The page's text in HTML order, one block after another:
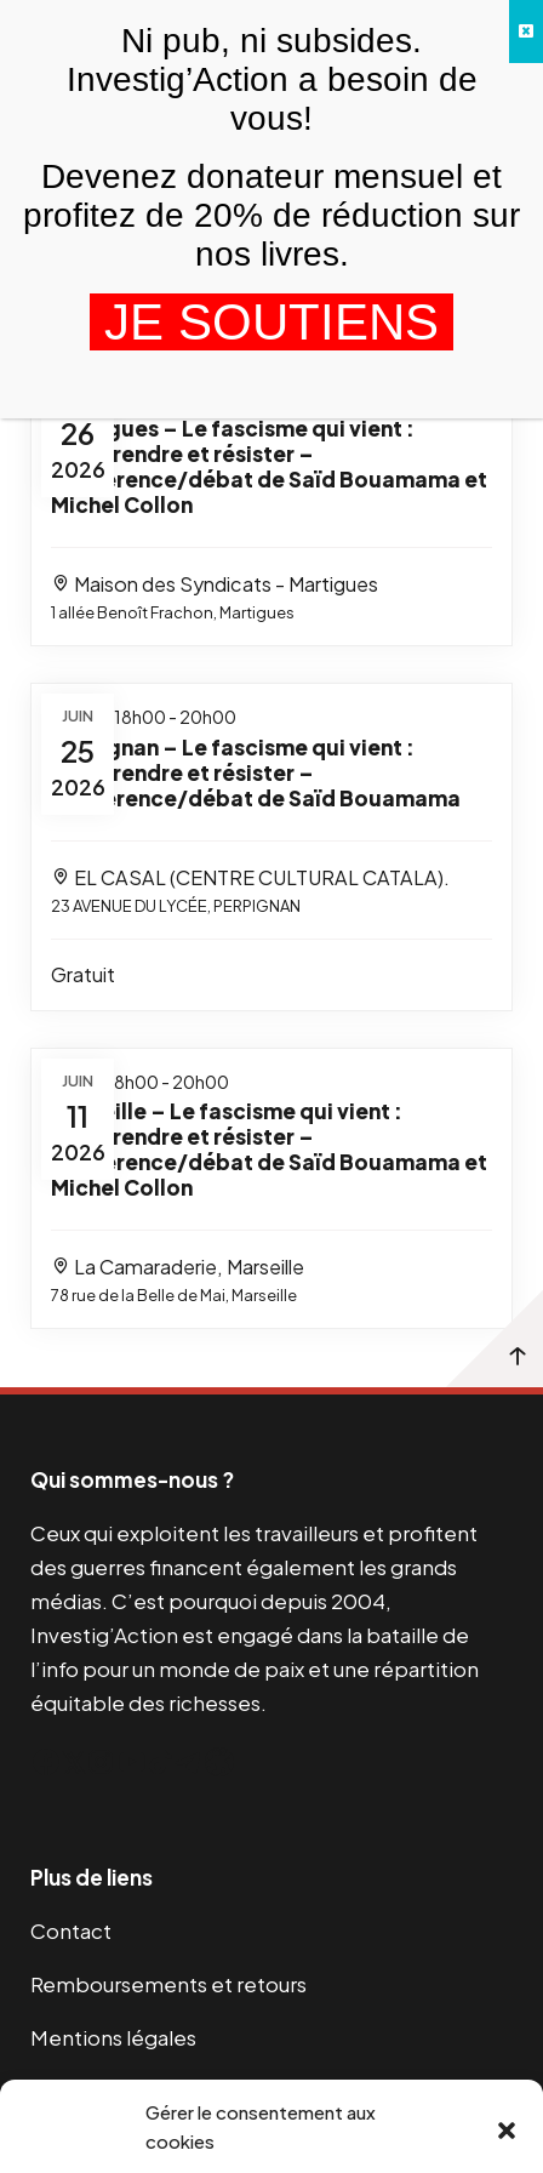
Gérer le consentement aux
cookies
Il n’y a pas d’évènements à venir.
Recherche
navigation
de
vues
Derniers Évènements passés
26
2026
Martigues – Le fascisme qui vient :
comprendre et résister –
Conférence/débat de Saïd Bouamama et
Michel Collon
Maison des Syndicats - Martigues
1 allée Benoît Frachon, Martigues
JUIN
25
2026
25 juin / 18h00 - 20h00
Perpignan – Le fascisme qui vient :
comprendre et résister –
Conférence/débat de Saïd Bouamama
EL CASAL (CENTRE CULTURAL CATALA).
23 AVENUE DU LYCÉE, PERPIGNAN
Gratuit
JUIN
11
2026
11 juin / 18h00 - 20h00
Marseille – Le fascisme qui vient :
comprendre et résister –
Conférence/débat de Saïd Bouamama et
Michel Collon
La Camaraderie, Marseille
78 rue de la Belle de Mai, Marseille
Qui sommes-nous ?
Ceux qui exploitent les travailleurs et profitent
des guerres financent également les grands
médias. C’est pourquoi depuis 2004,
Investig’Action est engagé dans la bataille de
l’info pour un monde de paix et une répartition
équitable des richesses.
Plus de liens
Contact
Remboursements et retours
Mentions légales
FRNi pub, ni subsides.
Investig’Action a besoin de
vous!
Devenez donateur mensuel et
profitez de 20% de réduction sur
nos livres.
JE SOUTIENS